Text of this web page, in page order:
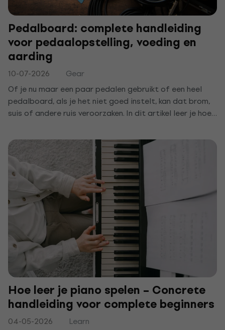
Pedalboard: complete handleiding
voor pedaalopstelling, voeding en
aarding
10-07-2026
Gear
Of je nu maar een paar pedalen gebruikt of een heel
pedalboard, als je het niet goed instelt, kan dat brom,
suis of andere ruis veroorzaken. In dit artikel leer je hoe
aardt, zodat je geluid helder is en geen storende
effecten heeft
Hoe leer je piano spelen – Concrete
handleiding voor complete beginners
04-05-2026
Learn